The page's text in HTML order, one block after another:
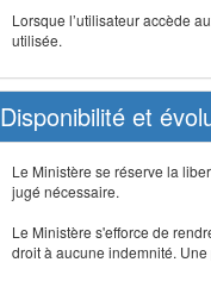
Lorsque l’utilisateur accède
utilisée.
Disponibilité et
Le Ministère se réserve la
jugé nécessaire.
Le Ministère s'efforce de
droit à aucune indemnité.